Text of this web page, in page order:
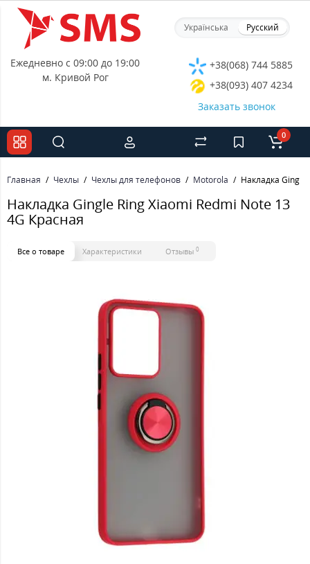
Українська Русский
Ежедневно с 09:00 до 19:00
м. Кривой Рог
+38(068) 744 5885
+38(093) 407 4234
Заказать звонок
0
Главная Чехлы Чехлы для телефонов Motorola Накладка Gingle
Накладка Gingle Ring Xiaomi Redmi Note 13
4G Красная
Все о товаре Характеристики Отзывы 0